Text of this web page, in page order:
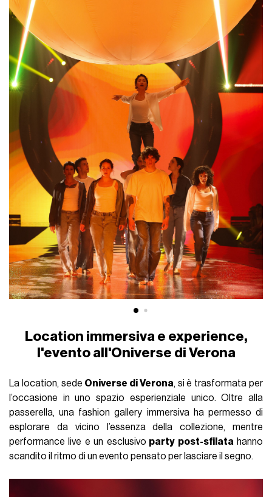
Location immersiva e experience,
l'evento all'Oniverse di Verona
La location, sede Oniverse di Verona, si è trasformata per
l’occasione in uno spazio esperienziale unico. Oltre alla
passerella, una fashion gallery immersiva ha permesso di
esplorare da vicino l’essenza della collezione, mentre
performance live e un esclusivo party post-sfilata hanno
scandito il ritmo di un evento pensato per lasciare il segno.